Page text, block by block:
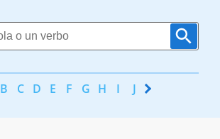
B C D E F G H I J K